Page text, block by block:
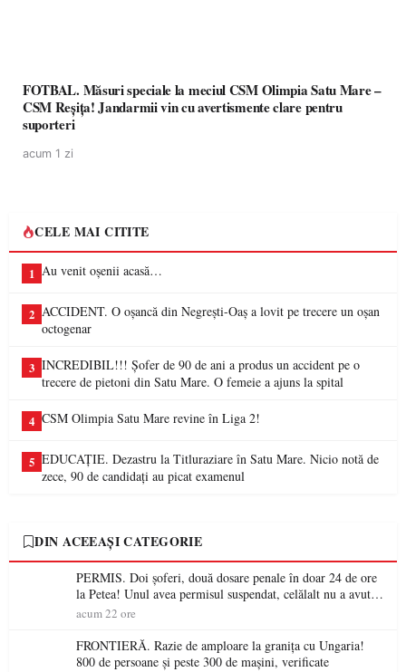
FOTBAL. Măsuri speciale la meciul CSM Olimpia Satu Mare –
CSM Reșița! Jandarmii vin cu avertismente clare pentru
suporteri
acum 1 zi
CELE MAI CITITE
1 Au venit oșenii acasă…
2 ACCIDENT. O oșancă din Negrești-Oaș a lovit pe trecere un oșan
octogenar
3 INCREDIBIL!!! Șofer de 90 de ani a produs un accident pe o
trecere de pietoni din Satu Mare. O femeie a ajuns la spital
4 CSM Olimpia Satu Mare revine în Liga 2!
5 EDUCAȚIE. Dezastru la Titluraziare în Satu Mare. Nicio notă de
zece, 90 de candidați au picat examenul
DIN ACEEAȘI CATEGORIE
PERMIS. Doi șoferi, două dosare penale în doar 24 de ore
la Petea! Unul avea permisul suspendat, celălalt nu a avut
niciodată permis
acum 22 ore
FRONTIERĂ. Razie de amploare la granița cu Ungaria!
800 de persoane și peste 300 de mașini, verificate